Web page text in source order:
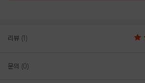
리뷰 (1)
문의 (0)